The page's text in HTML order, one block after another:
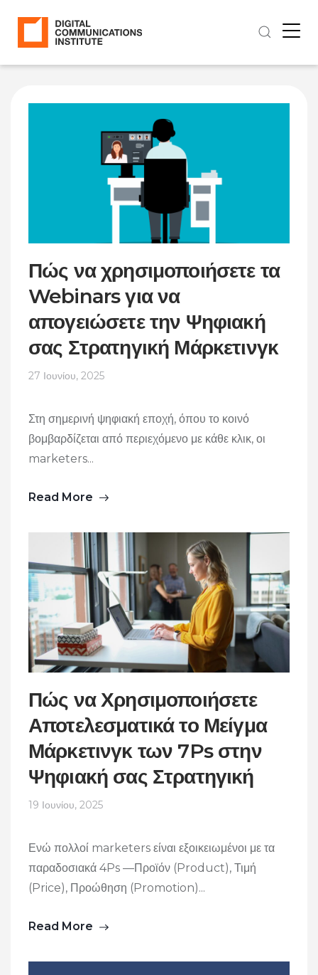
Πώς να χρησιμοποιήσετε τα
Webinars για να
απογειώσετε την Ψηφιακή
σας Στρατηγική Μάρκετινγκ
27 Ιουνίου, 2025
Στη σημερινή ψηφιακή εποχή, όπου το κοινό
βομβαρδίζεται από περιεχόμενο με κάθε κλικ, οι
marketers...
Read More
Πώς να Χρησιμοποιήσετε
Αποτελεσματικά το Μείγμα
Μάρκετινγκ των 7Ps στην
Ψηφιακή σας Στρατηγική
19 Ιουνίου, 2025
Ενώ πολλοί marketers είναι εξοικειωμένοι με τα
παραδοσιακά 4Ps —Προϊόν (Product), Τιμή
(Price), Προώθηση (Promotion)...
Read More